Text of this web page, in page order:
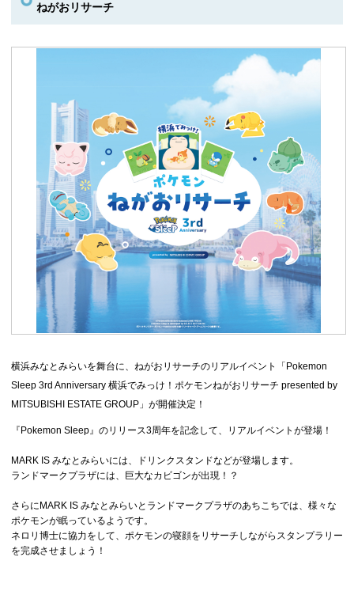
ねがおリサーチ
横浜みなとみらいを舞台に、ねがおリサーチのリアルイベント「Pokemon
Sleep 3rd Anniversary 横浜でみっけ！ポケモンねがおリサーチ presented by
MITSUBISHI ESTATE GROUP」が開催決定！
『Pokemon Sleep』のリリース3周年を記念して、リアルイベントが登場！
MARK IS みなとみらいには、ドリンクスタンドなどが登場します。
ランドマークプラザには、巨大なカビゴンが出現！？
さらにMARK IS みなとみらいとランドマークプラザのあちこちでは、様々な
ポケモンが眠っているようです。
ネロリ博士に協力をして、ポケモンの寝顔をリサーチしながらスタンプラリー
を完成させましょう！